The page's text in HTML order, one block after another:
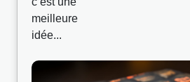
meilleure
idée...